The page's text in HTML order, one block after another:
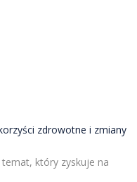
zdrowotne i zmiany
który zyskuje na